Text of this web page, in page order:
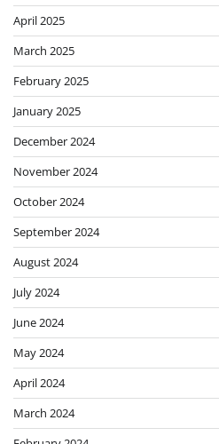
April 2025
March 2025
February 2025
January 2025
December 2024
November 2024
October 2024
September 2024
August 2024
July 2024
June 2024
May 2024
April 2024
March 2024